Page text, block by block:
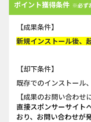
ポイント獲得条件 ※必ず
【成果条件】
新規インストール後、
【却下条件】
既存でのインストール
【成果のお問い合わせ
直接スポンサーサイト
おり、お問い合わせが